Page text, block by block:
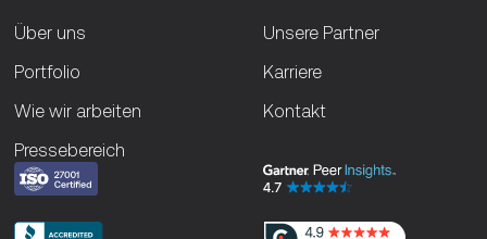
Über uns
Portfolio
Wie wir arbeiten
Pressebereich
Unsere Partner
Karriere
Kontakt